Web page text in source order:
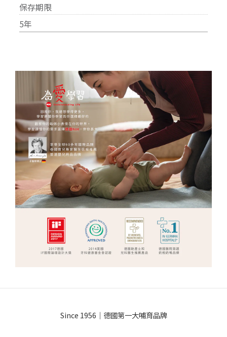
保存期限
5年
Since 1956｜德國第一大哺育品牌